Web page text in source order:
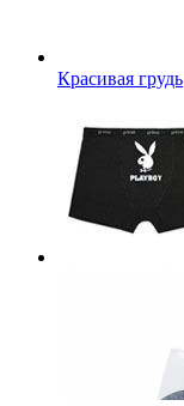
Красивая грудь